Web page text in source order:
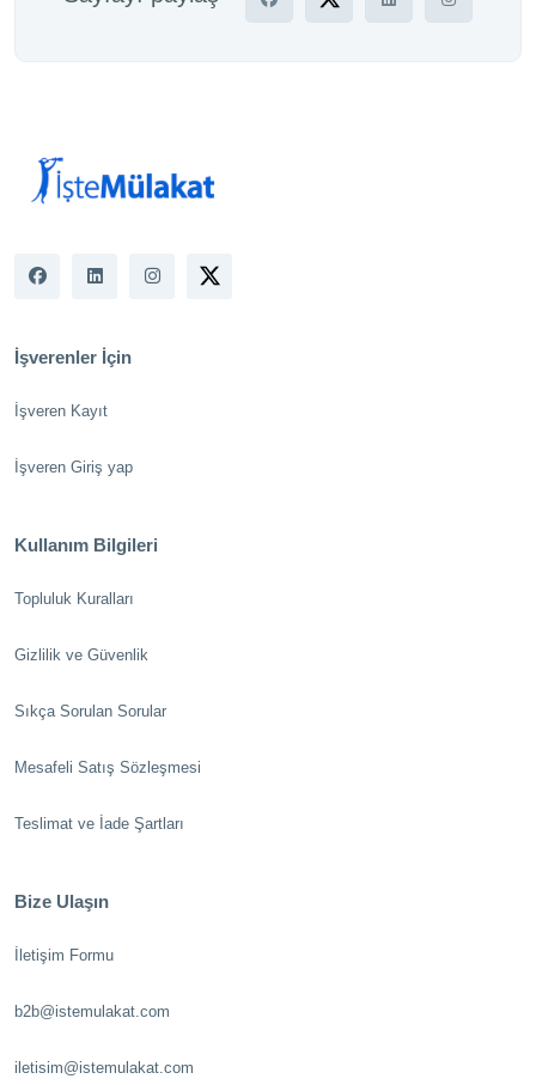
İşverenler İçin
İşveren Kayıt
İşveren Giriş yap
Kullanım Bilgileri
Topluluk Kuralları
Gizlilik ve Güvenlik
Sıkça Sorulan Sorular
Mesafeli Satış Sözleşmesi
Teslimat ve İade Şartları
Bize Ulaşın
İletişim Formu
b2b@istemulakat.com
iletisim@istemulakat.com